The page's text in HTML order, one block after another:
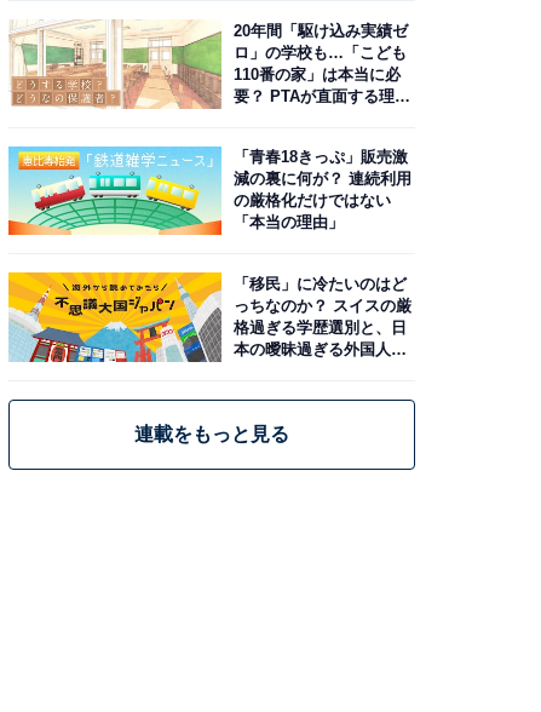
20年間「駆け込み実績ゼ
ロ」の学校も…「こども
110番の家」は本当に必
要？ PTAが直面する理想
「青春18きっぷ」販売激
減の裏に何が？ 連続利用
の厳格化だけではない
「本当の理由」
「移民」に冷たいのはど
っちなのか？ スイスの厳
格過ぎる学歴選別と、日
本の曖昧過ぎる外国人政
連載をもっと見る